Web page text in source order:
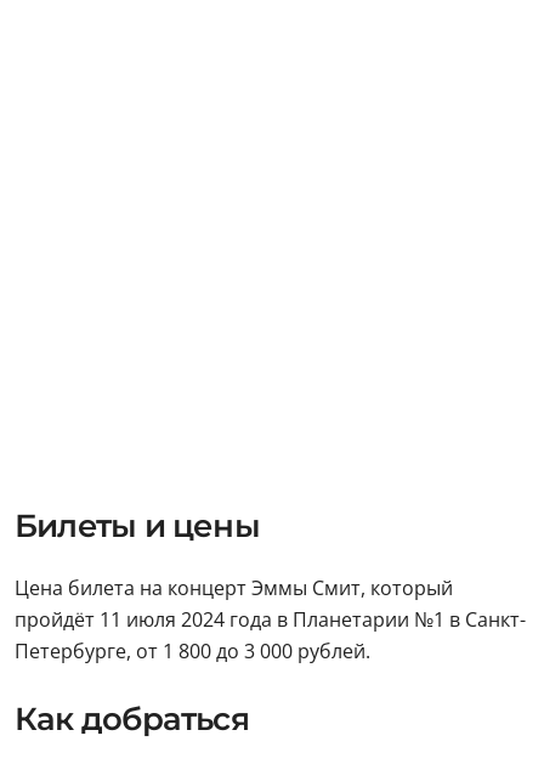
Билеты и цены
Цена билета на концерт Эммы Смит, который
пройдёт 11 июля 2024 года в Планетарии №1 в Санкт-
Петербурге, от 1 800 до 3 000 рублей.
Как добраться